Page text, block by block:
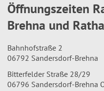
Öffnungszeiten
Brehna und
Bahnhofstraße 2
06792 Sandersdorf-Brehna
Bitterfelder Straße 28/29
06796 Sandersdorf-Brehna